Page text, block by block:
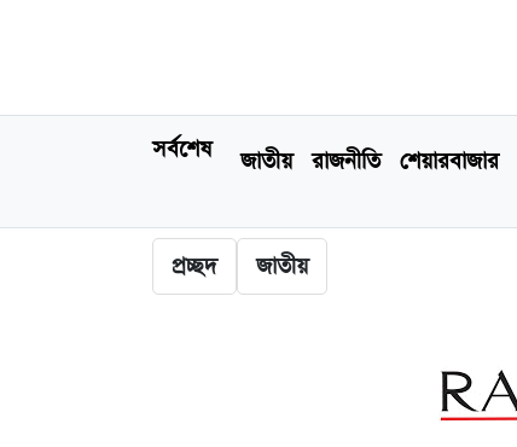
সর্বশেষ জাতীয় রাজনীতি শেয়ারবাজার
প্রচ্ছদ জাতীয়